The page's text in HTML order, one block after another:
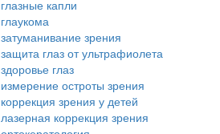
глазные капли
глаукома
затуманивание зрения
защита глаз от ультрафиолета
здоровье глаз
измерение остроты зрения
коррекция зрения у детей
лазерная коррекция зрения